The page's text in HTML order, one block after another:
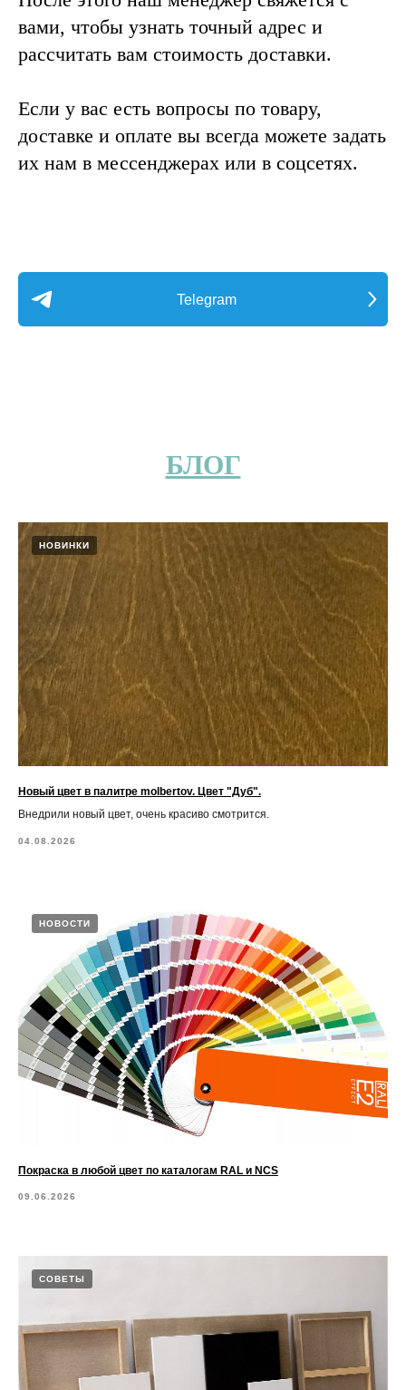
вами, чтобы узнать точный адрес и
рассчитать вам стоимость доставки.
Если у вас есть вопросы по товару,
доставке и оплате вы всегда можете задать
их нам в мессенджерах или в соцсетях.
Telegram
БЛОГ
НОВИНКИ
Новый цвет в палитре molbertov. Цвет "Дуб".
Внедрили новый цвет, очень красиво смотрится.
04.08.2026
НОВОСТИ
Покраска в любой цвет по каталогам RAL и NCS
09.06.2026
СОВЕТЫ